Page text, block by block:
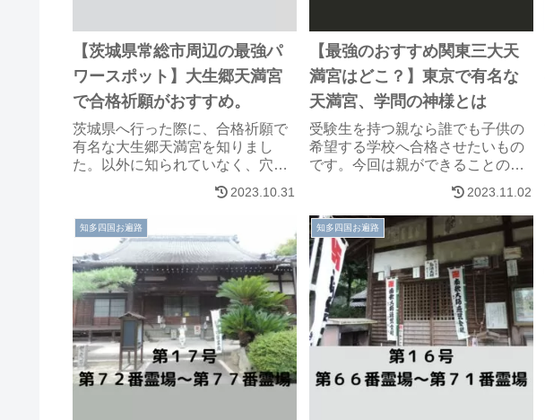
【茨城県常総市周辺の最強パ
ワースポット】大生郷天満宮
で合格祈願がおすすめ。
茨城県へ行った際に、合格祈願で
有名な大生郷天満宮を知りまし
た。以外に知られていなく、穴場
のパワースポットです。受験生が
いるご家庭で茨城県周辺へ訪れた
際には、ぜひ行かれることをお勧
めします。
2023.10.31
【最強のおすすめ関東三大天
満宮はどこ？】東京で有名な
天満宮、学問の神様とは
受験生を持つ親なら誰でも子供の
希望する学校へ合格させたいもの
です。今回は親ができることのう
ち、【神様にお祈りすること】
で、少しでも良い運気を持って帰
りたいと思います。東京（関東）
の三大天満宮でパワーをいただき
に行ってきました。
2023.11.02
知多四国お遍路 知多四国お遍路